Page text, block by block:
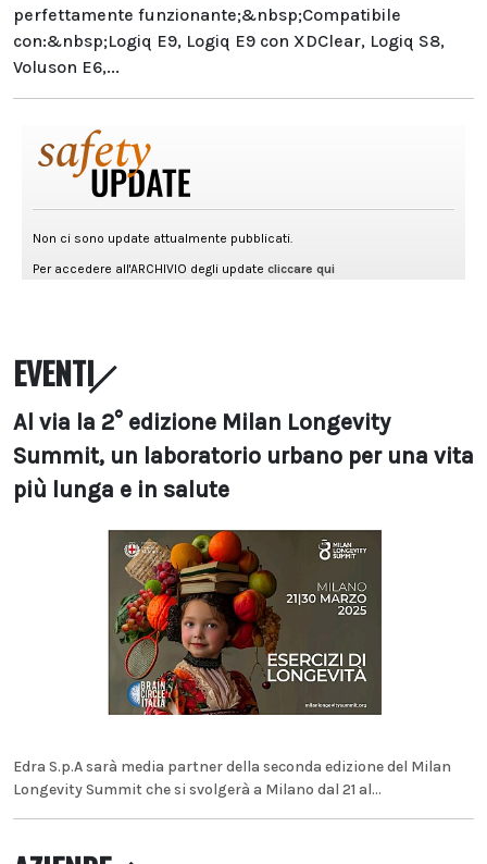
perfettamente funzionante;&nbsp;Compatibile
con:&nbsp;Logiq E9, Logiq E9 con XDClear, Logiq S8,
Voluson E6,...
EVENTI
Al via la 2° edizione Milan Longevity
Summit, un laboratorio urbano per una vita
più lunga e in salute
Edra S.p.A sarà media partner della seconda edizione del Milan
Longevity Summit che si svolgerà a Milano dal 21 al...